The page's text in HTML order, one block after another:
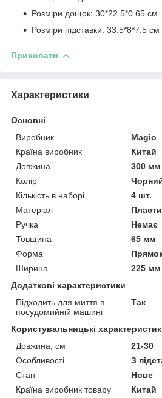
Розміри дощок: 30*22.5*0.65 см
Розміри підставки: 33.5*8*7.5 см
Приховати
Характеристики
Основні
Виробник
Magio
Країна виробник
Китай
Довжина
300 мм
Колір
Кількість в наборі
4 шт.
Матеріал
Ручка
Немає
Товщина
65 мм
Форма
Ширина
225 мм
Додаткові характеристики
Підходить для миття в
посудомийній машині
Так
Користувальницькі
Довжина, см
21-30
Особливості
З
Стан
Нове
Країна виробник товару
Китай